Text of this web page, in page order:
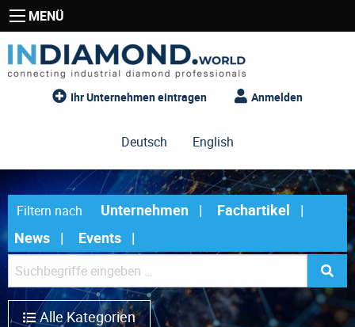
MENÜ
Ihr Unternehmen eintragen Anmelden
Deutsch English
Filtern nach Unternehmen
Fachartikel
News
Events
Alle Kategorien